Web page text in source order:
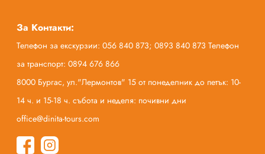
За Контакти:
Телефон за екскурзии: 056 840 873; 0893 840 873 Телефон
за транспорт: 0894 676 866
8000 Бургас, ул."Лермонтов" 15 от понеделник до петък: 10-
14 ч. и 15-18 ч. събота и неделя: почивни дни
office@dinita-tours.com